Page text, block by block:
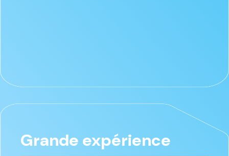
Grande expérience